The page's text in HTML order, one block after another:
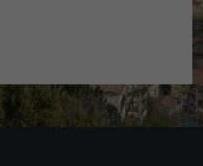
essere
disabilitati.
Questi cookie